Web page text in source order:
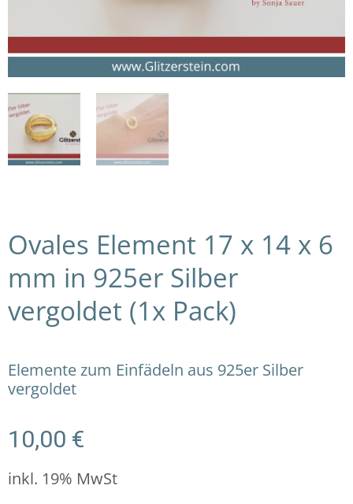
Ovales Element 17 x 14 x 6
mm in 925er Silber
vergoldet (1x Pack)
Elemente zum Einfädeln aus 925er Silber
vergoldet
10,00 €
inkl. 19% MwSt